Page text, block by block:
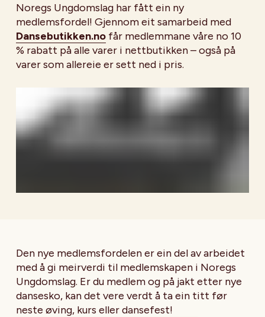
Noregs Ungdomslag har fått ein ny
medlemsfordel! Gjennom eit samarbeid med
Dansebutikken.no får medlemmane våre no 10
% rabatt på alle varer i nettbutikken – også på
varer som allereie er sett ned i pris.
Den nye medlemsfordelen er ein del av arbeidet
med å gi meirverdi til medlemskapen i Noregs
Ungdomslag. Er du medlem og på jakt etter nye
dansesko, kan det vere verdt å ta ein titt før
neste øving, kurs eller dansefest!